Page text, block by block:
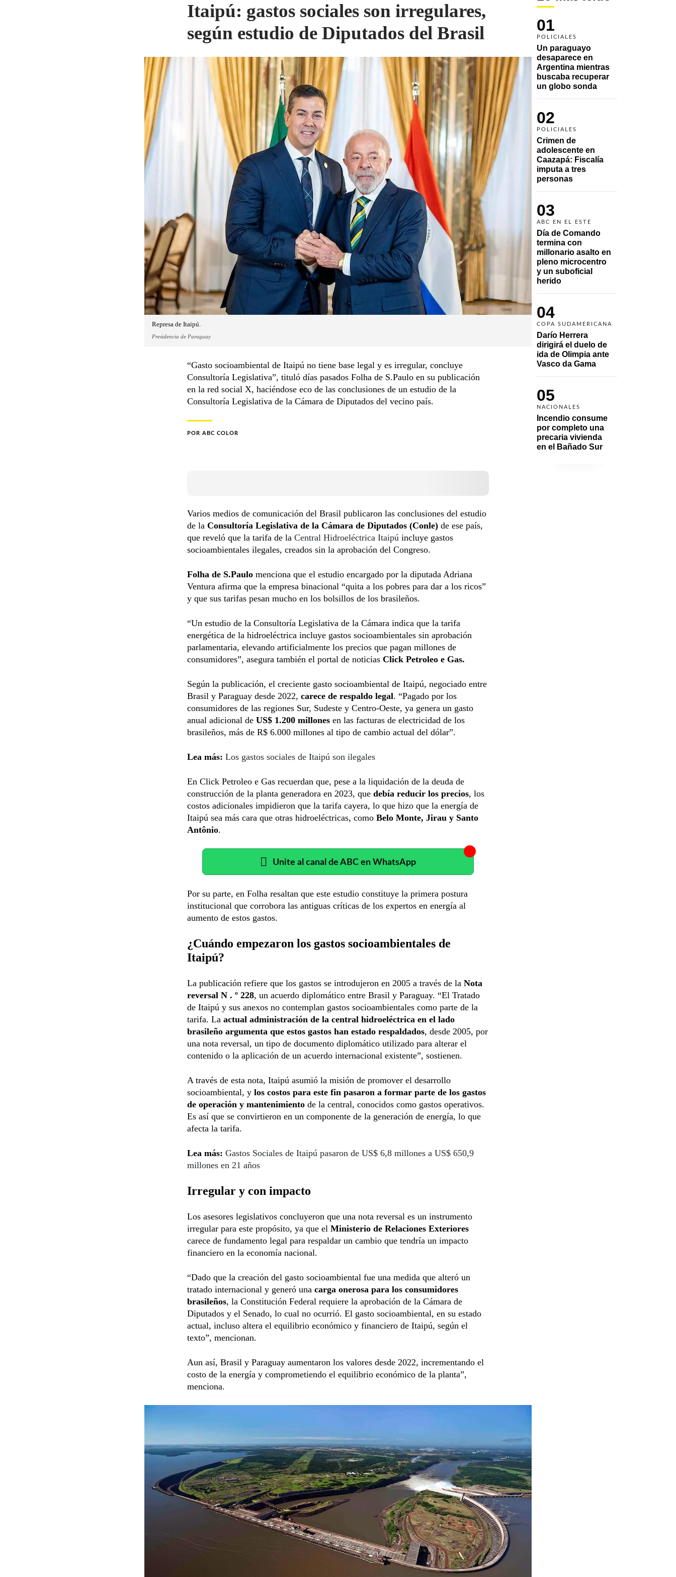
01
POLICIALES
Un paraguayo
desaparece en
Argentina mientras
buscaba recuperar
un globo sonda
02
POLICIALES
Crimen de
adolescente en
Caazapá: Fiscalía
imputa a tres
personas
03
ABC EN EL ESTE
Día de Comando
termina con
millonario asalto en
pleno microcentro
y un suboficial
herido
04
COPA SUDAMERICANA
Darío Herrera
dirigirá el duelo de
ida de Olimpia ante
Vasco da Gama
05
NACIONALES
Incendio consume
por completo una
precaria vivienda
en el Bañado Sur
Itaipú: gastos sociales son irregulares,
según estudio de Diputados del Brasil
Represa de Itaipú.
Presidencia de Paraguay
“Gasto socioambiental de Itaipú no tiene base legal y es irregular, concluye
Consultoría Legislativa”, tituló días pasados Folha de S.Paulo en su publicación
en la red social X, haciéndose eco de las conclusiones de un estudio de la
Consultoría Legislativa de la Cámara de Diputados del vecino país.
POR ABC COLOR
Varios medios de comunicación del Brasil publicaron las conclusiones del estudio
de la Consultoría Legislativa de la Cámara de Diputados (Conle) de ese país,
que reveló que la tarifa de la Central Hidroeléctrica Itaipú incluye gastos
socioambientales ilegales, creados sin la aprobación del Congreso.
Folha de S.Paulo menciona que el estudio encargado por la diputada Adriana
Ventura afirma que la empresa binacional “quita a los pobres para dar a los ricos”
y que sus tarifas pesan mucho en los bolsillos de los brasileños.
“Un estudio de la Consultoría Legislativa de la Cámara indica que la tarifa
energética de la hidroeléctrica incluye gastos socioambientales sin aprobación
parlamentaria, elevando artificialmente los precios que pagan millones de
consumidores”, asegura también el portal de noticias Click Petroleo e Gas.
Según la publicación, el creciente gasto socioambiental de Itaipú, negociado entre
Brasil y Paraguay desde 2022, carece de respaldo legal. “Pagado por los
consumidores de las regiones Sur, Sudeste y Centro-Oeste, ya genera un gasto
anual adicional de US$ 1.200 millones en las facturas de electricidad de los
brasileños, más de R$ 6.000 millones al tipo de cambio actual del dólar”.
Lea más: Los gastos sociales de Itaipú son ilegales
En Click Petroleo e Gas recuerdan que, pese a la liquidación de la deuda de
construcción de la planta generadora en 2023, que debía reducir los precios, los
costos adicionales impidieron que la tarifa cayera, lo que hizo que la energía de
Itaipú sea más cara que otras hidroeléctricas, como Belo Monte, Jirau y Santo
Antônio.
Unite al canal de ABC en WhatsApp
Por su parte, en Folha resaltan que este estudio constituye la primera postura
institucional que corrobora las antiguas críticas de los expertos en energía al
aumento de estos gastos.
¿Cuándo empezaron los gastos socioambientales de
Itaipú?
La publicación refiere que los gastos se introdujeron en 2005 a través de la Nota
reversal N . º 228, un acuerdo diplomático entre Brasil y Paraguay. “El Tratado
de Itaipú y sus anexos no contemplan gastos socioambientales como parte de la
tarifa. La actual administración de la central hidroeléctrica en el lado
brasileño argumenta que estos gastos han estado respaldados, desde 2005, por
una nota reversal, un tipo de documento diplomático utilizado para alterar el
contenido o la aplicación de un acuerdo internacional existente”, sostienen.
A través de esta nota, Itaipú asumió la misión de promover el desarrollo
socioambiental, y los costos para este fin pasaron a formar parte de los gastos
de operación y mantenimiento de la central, conocidos como gastos operativos.
Es así que se convirtieron en un componente de la generación de energía, lo que
afecta la tarifa.
Lea más: Gastos Sociales de Itaipú pasaron de US$ 6,8 millones a US$ 650,9
millones en 21 años
Irregular y con impacto
Los asesores legislativos concluyeron que una nota reversal es un instrumento
irregular para este propósito, ya que el Ministerio de Relaciones Exteriores
carece de fundamento legal para respaldar un cambio que tendría un impacto
financiero en la economía nacional.
“Dado que la creación del gasto socioambiental fue una medida que alteró un
tratado internacional y generó una carga onerosa para los consumidores
brasileños, la Constitución Federal requiere la aprobación de la Cámara de
Diputados y el Senado, lo cual no ocurrió. El gasto socioambiental, en su estado
actual, incluso altera el equilibrio económico y financiero de Itaipú, según el
texto”, mencionan.
Aun así, Brasil y Paraguay aumentaron los valores desde 2022, incrementando el
costo de la energía y comprometiendo el equilibrio económico de la planta”,
menciona.